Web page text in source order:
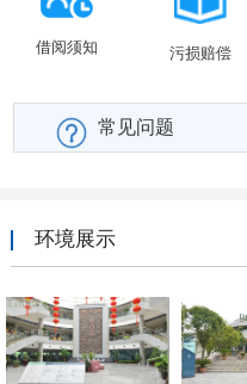
借阅须知 污损赔偿
常见问题
环境展示